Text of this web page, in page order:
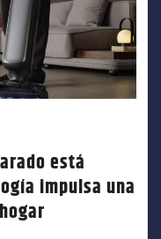
está
impulsa una